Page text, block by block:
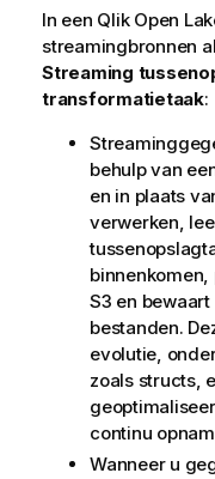
r
m
a
t
e
In een Qlik Open
streamingbronnen
Streaming
transformatietaak:
behulp van
en in plaats
verwerken,
S3 en
bestanden.
evolutie,
zoals structs,
continu
Wanneer u